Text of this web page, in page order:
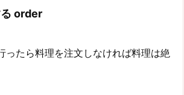
order
ったら料理を注文しなければ料理は絶